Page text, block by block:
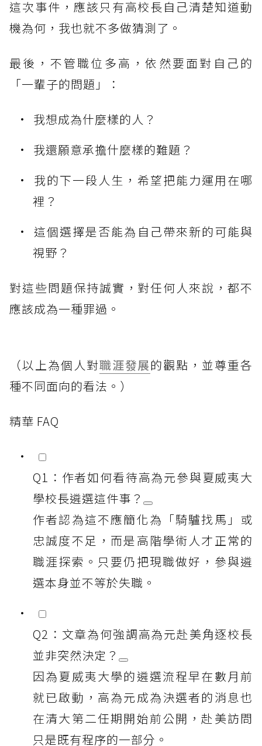
這次事件，應該只有高校長自己清楚知道動
機為何，我也就不多做猜測了。
最後，不管職位多高，依然要面對自己的
「一輩子的問題」：
我想成為什麼樣的人？
我還願意承擔什麼樣的難題？
我的下一段人生，希望把能力運用在哪
裡？
這個選擇是否能為自己帶來新的可能與
視野？
對這些問題保持誠實，對任何人來說，都不
應該成為一種罪過。
（以上為個人對職涯發展的觀點，並尊重各
種不同面向的看法。）
精華 FAQ
Q1：作者如何看待高為元參與夏威夷大
學校長遴選這件事？
作者認為這不應簡化為「騎驢找馬」或
忠誠度不足，而是高階學術人才正常的
職涯探索。只要仍把現職做好，參與遴
選本身並不等於失職。
Q2：文章為何強調高為元赴美角逐校長
並非突然決定？
因為夏威夷大學的遴選流程早在數月前
就已啟動，高為元成為決選者的消息也
在清大第二任期開始前公開，赴美訪問
只是既有程序的一部分。